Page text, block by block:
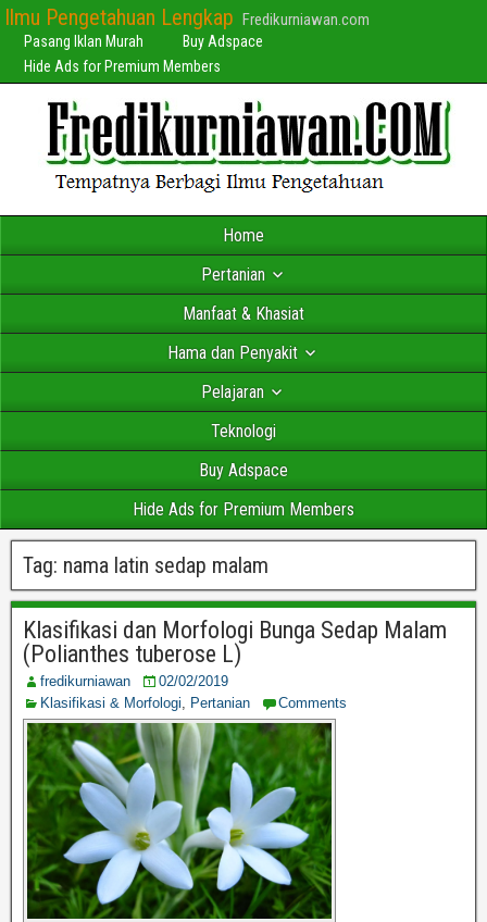
Ilmu Pengetahuan Lengkap Fredikurniawan.com
Pasang Iklan Murah
Buy Adspace
Hide Ads for Premium Members
Home
Pertanian
Manfaat & Khasiat
Hama dan Penyakit
Pelajaran
Teknologi
Buy Adspace
Hide Ads for Premium Members
Tag: nama latin sedap malam
Klasifikasi dan Morfologi Bunga Sedap Malam
(Polianthes tuberose L)
fredikurniawan
02/02/2019
Klasifikasi & Morfologi, Pertanian Comments